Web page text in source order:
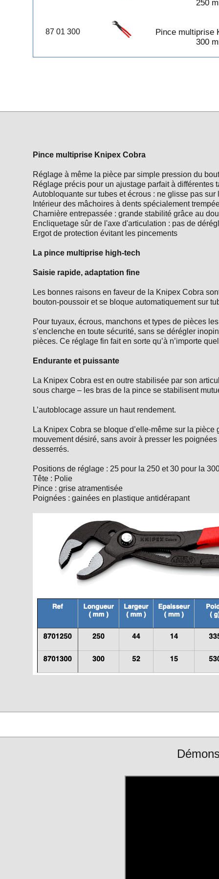
Pince étaux à crémaillére 250
Pince multiprise frontale Knipex
Pince multiprise Knipex Cobra
Pince multiprises entrepassée
KS Tools 300 mm
Pince pour installations
électriques Knipex
Pince universelle isolée 1000V
Irimo
Tenaille russe gainée 220 mm
Bahco
Tenaille russe gainée 250mm
​Composition de 100 outils avec
coffre à tiroirs SAM
250
87 01 300
Pince multiprise
300
Pince multiprise Knipex Cobra
Réglage à même la pièce par simple pression du
Réglage précis pour un ajustage parfait à
Autobloquante sur tubes et écrous : ne glisse pas
Intérieur des mâchoires à dents spécialement
Charnière entrepassée : grande stabilité grâce au
Encliquetage sûr de l'axe d'articulation : pas de
Ergot de protection évitant les pincements
La pince multiprise high-tech
Saisie rapide, adaptation fine
Les bonnes raisons en faveur de la Knipex Cobra
bouton-poussoir et se bloque automatiquement sur
Pour tuyaux, écrous, manchons et types de pièces
s’enclenche en toute sécurité, sans se dérégler
pièces. Ce réglage fin fait en sorte qu’à n’importe
Endurante et puissante
La Knipex Cobra est en outre stabilisée par son
sous charge – les bras de la pince se stabilisent
L’autoblocage assure un haut rendement.
La Knipex Cobra se bloque d’elle-même sur la
mouvement désiré, sans avoir à presser les
desserrés.
Positions de réglage : 25 pour la 250 et 30 pour la
Tête : Polie
Pince : grise atramentisée
Poignées : gainées en plastique antidérapant